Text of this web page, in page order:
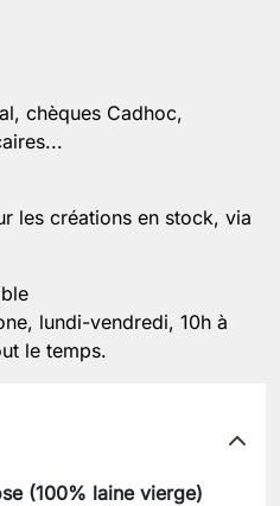
chèques Cadhoc,
les créations en stock, via
lundi-vendredi, 10h à
le temps.
(100% laine vierge)